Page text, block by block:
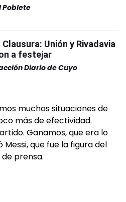
Poblete
Unión y Rivadavia
a festejar
Diario de Cuyo
muchas situaciones de
más de efectividad.
Ganamos, que era lo
que fue la figura del
prensa.